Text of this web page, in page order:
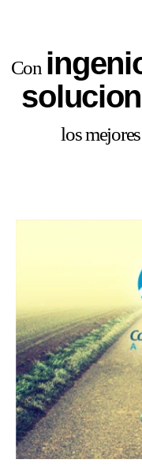
Con
los mejores